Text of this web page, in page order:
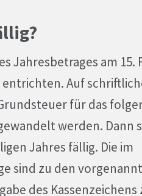
Jahresbetrages am 15.
entrichten. Auf
für das
werden. Dann
Jahres fällig. Die im
sind zu den
des Kassenzeichens